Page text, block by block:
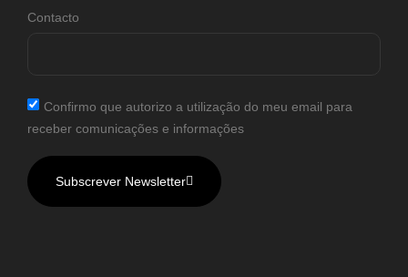
Contacto
Confirmo que autorizo a utilização do meu email para
receber comunicações e informações
Subscrever Newsletter